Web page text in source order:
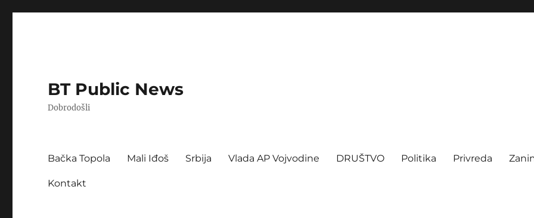
BT Public News
Dobrodošli
Bačka Topola Mali Iđoš Srbija Vlada AP Vojvodine DRUŠTVO Politika Privreda
Kontakt